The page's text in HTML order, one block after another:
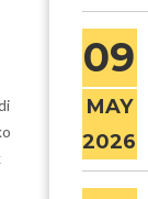
09
MAY
2026